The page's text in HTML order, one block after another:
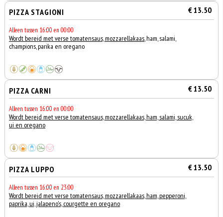
PIZZA STAGIONI € 13.50
Alleen tussen 16:00 en 00:00
Wordt bereid met verse tomatensaus, mozzarellakaas, ham, salami,
champions, parika en oregano
PIZZA CARNI € 13.50
Alleen tussen 16:00 en 00:00
Wordt bereid met verse tomatensaus, mozzarellakaas, ham, salami, sucuk,
ui en oregano
PIZZA LUPPO € 13.50
Alleen tussen 16:00 en 23:00
Wordt bereid met verse tomatensaus, mozzarellakaas, ham, pepperoni,
paprika, ui, jalapeno's, courgette en oregano